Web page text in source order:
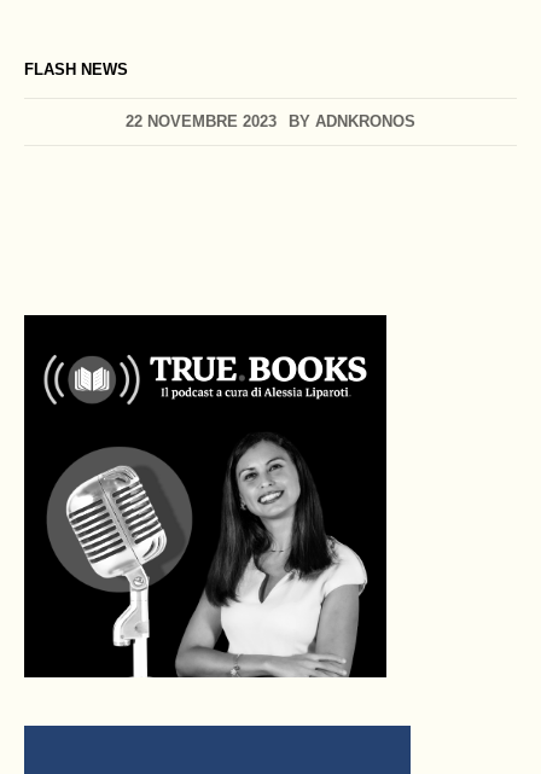
FLASH NEWS
22 NOVEMBRE 2023 BY ADNKRONOS